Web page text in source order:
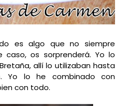
es algo que no siempre
caso, os sorprenderá. Yo lo
allí lo utilizaban hasta
Yo lo he combinado con
con todo.